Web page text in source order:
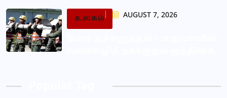
உலகம் AUGUST 7, 2026